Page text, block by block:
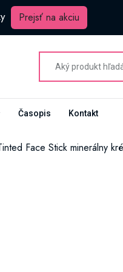
Prejsť na akciu
Časopis Kontakt
Face Stick minerálny